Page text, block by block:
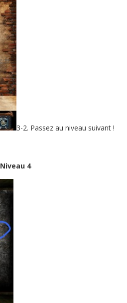
3-2. Passez au niveau suivant !
Niveau 4